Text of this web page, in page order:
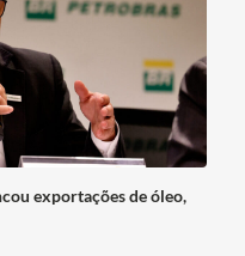
exportações de óleo,